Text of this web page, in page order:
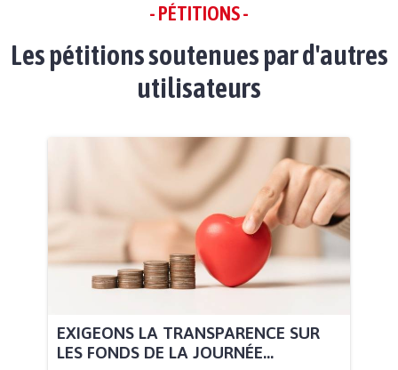
- PÉTITIONS -
Les pétitions soutenues par d'autres
utilisateurs
EXIGEONS LA TRANSPARENCE SUR
LES FONDS DE LA JOURNÉE...